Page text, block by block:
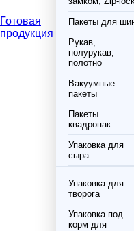
Готовая
продукция
Пакеты для
Рукав,
полурукав,
полотно
Вакуумные
пакеты
Пакеты
квадропак
Упаковка для
сыра
Упаковка для
творога
Упаковка под
корм для